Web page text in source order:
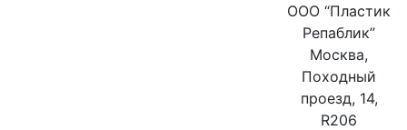
ООО “Пластик
Репаблик”
Москва,
Походный
проезд, 14,
R206